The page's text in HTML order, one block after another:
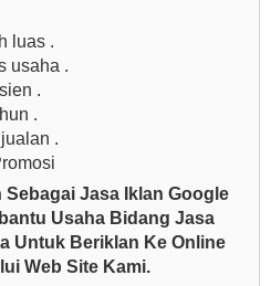
luas .
usaha .
.
.
.
Sebagai Jasa Iklan Google
Usaha Bidang Jasa
Untuk Beriklan Ke Online
Web Site Kami.